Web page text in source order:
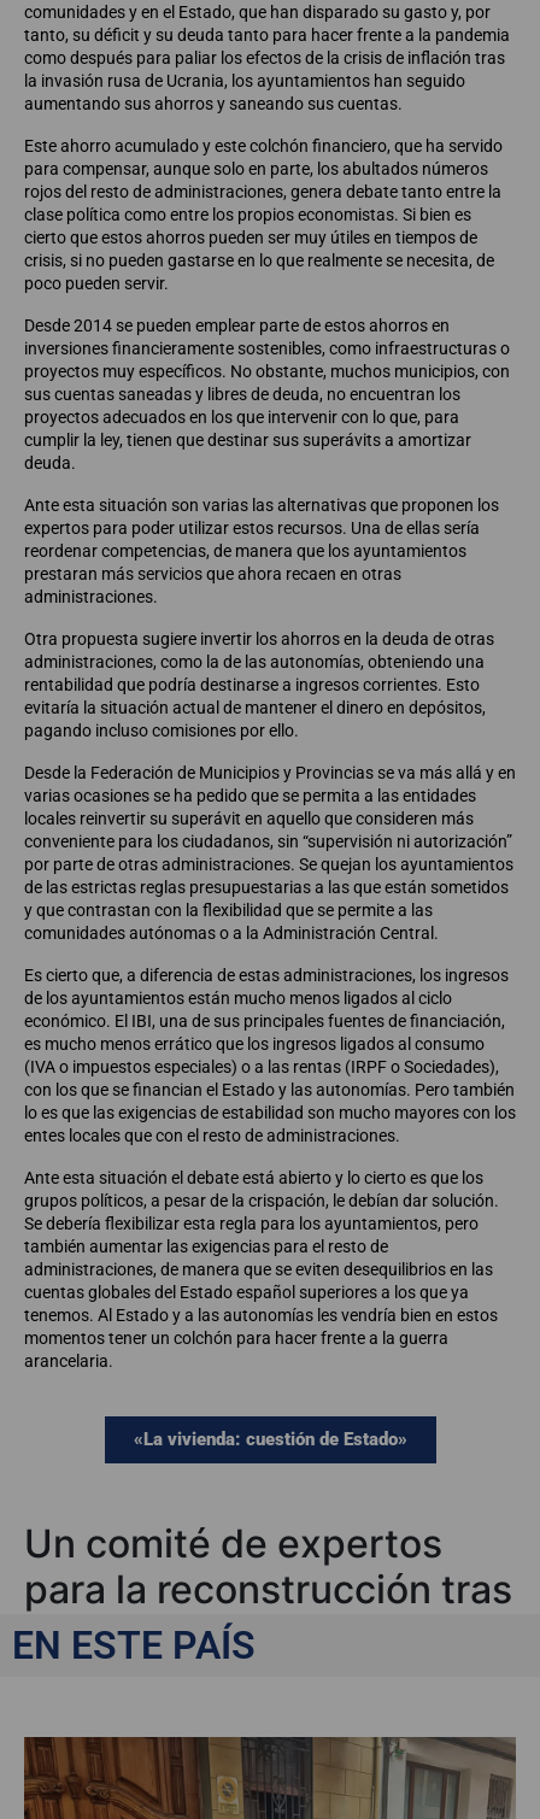
comunidades y en el Estado, que han disparado su gasto y, por
tanto, su déficit y su deuda tanto para hacer frente a la pandemia
como después para paliar los efectos de la crisis de inflación tras
la invasión rusa de Ucrania, los ayuntamientos han seguido
aumentando sus ahorros y saneando sus cuentas.
Este ahorro acumulado y este colchón financiero, que ha servido
para compensar, aunque solo en parte, los abultados números
rojos del resto de administraciones, genera debate tanto entre la
clase política como entre los propios economistas. Si bien es
cierto que estos ahorros pueden ser muy útiles en tiempos de
crisis, si no pueden gastarse en lo que realmente se necesita, de
poco pueden servir.
Desde 2014 se pueden emplear parte de estos ahorros en
inversiones financieramente sostenibles, como infraestructuras o
proyectos muy específicos. No obstante, muchos municipios, con
sus cuentas saneadas y libres de deuda, no encuentran los
proyectos adecuados en los que intervenir con lo que, para
cumplir la ley, tienen que destinar sus superávits a amortizar
deuda.
Ante esta situación son varias las alternativas que proponen los
expertos para poder utilizar estos recursos. Una de ellas sería
reordenar competencias, de manera que los ayuntamientos
prestaran más servicios que ahora recaen en otras
administraciones.
Otra propuesta sugiere invertir los ahorros en la deuda de otras
administraciones, como la de las autonomías, obteniendo una
rentabilidad que podría destinarse a ingresos corrientes. Esto
evitaría la situación actual de mantener el dinero en depósitos,
pagando incluso comisiones por ello.
Desde la Federación de Municipios y Provincias se va más allá y en
varias ocasiones se ha pedido que se permita a las entidades
locales reinvertir su superávit en aquello que consideren más
conveniente para los ciudadanos, sin “supervisión ni autorización”
por parte de otras administraciones. Se quejan los ayuntamientos
de las estrictas reglas presupuestarias a las que están sometidos
y que contrastan con la flexibilidad que se permite a las
comunidades autónomas o a la Administración Central.
Es cierto que, a diferencia de estas administraciones, los ingresos
de los ayuntamientos están mucho menos ligados al ciclo
económico. El IBI, una de sus principales fuentes de financiación,
es mucho menos errático que los ingresos ligados al consumo
(IVA o impuestos especiales) o a las rentas (IRPF o Sociedades),
con los que se financian el Estado y las autonomías. Pero también
lo es que las exigencias de estabilidad son mucho mayores con los
entes locales que con el resto de administraciones.
Ante esta situación el debate está abierto y lo cierto es que los
grupos políticos, a pesar de la crispación, le debían dar solución.
Se debería flexibilizar esta regla para los ayuntamientos, pero
también aumentar las exigencias para el resto de
administraciones, de manera que se eviten desequilibrios en las
cuentas globales del Estado español superiores a los que ya
tenemos. Al Estado y a las autonomías les vendría bien en estos
momentos tener un colchón para hacer frente a la guerra
arancelaria.
«La vivienda: cuestión de Estado»
Un comité de expertos
para la reconstrucción tras
la dana
EN ESTE PAÍS